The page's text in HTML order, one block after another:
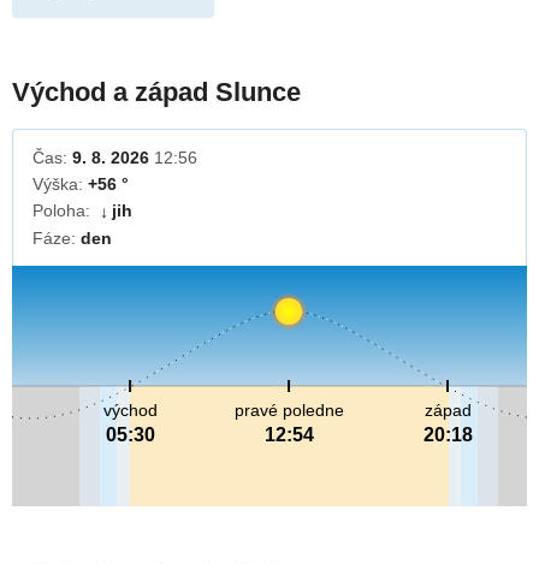
Východ a západ Slunce
Čas: 9. 8. 2026 12:56
Výška: +56 °
Poloha:
↓ jih
Fáze: den
pravé poledne
12:54
východ
05:30
západ
20:18